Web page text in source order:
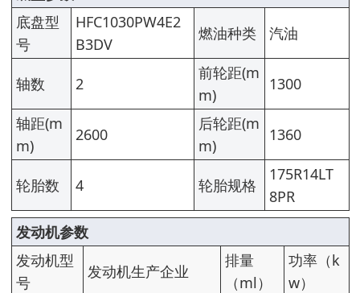
底盘型
号
HFC1030PW4E2
B3DV
燃油种类 汽油
轴数 2
前轮距(m
m)
1300
轴距(m
m)
2600
后轮距(m
m)
1360
轮胎数 4 轮胎规格
175R14LT
8PR
发动机参数
发动机型
号
发动机生产企业
排量
（ml）
功率（k
w）